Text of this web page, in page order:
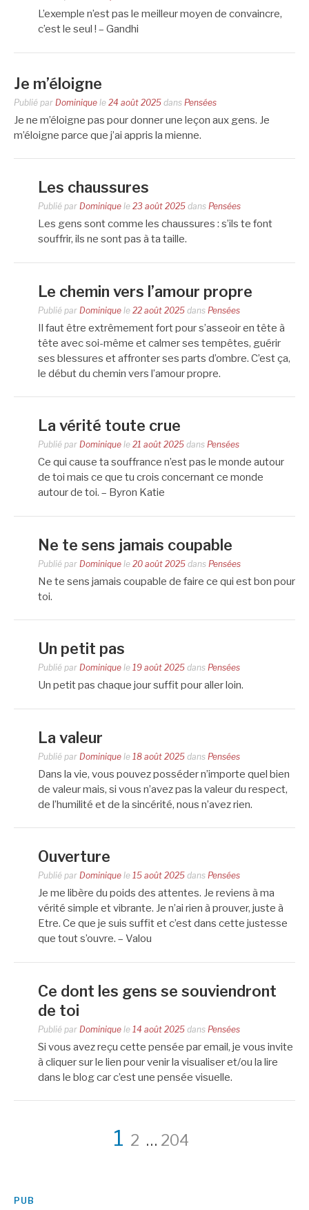
L’exemple n’est pas le meilleur moyen de convaincre,
c’est le seul ! – Gandhi
Je m’éloigne
Publié par Dominique le 24 août 2025 dans Pensées
Je ne m’éloigne pas pour donner une leçon aux gens. Je
m’éloigne parce que j’ai appris la mienne.
Les chaussures
Publié par Dominique le 23 août 2025 dans Pensées
Les gens sont comme les chaussures : s’ils te font
souffrir, ils ne sont pas à ta taille.
Le chemin vers l’amour propre
Publié par Dominique le 22 août 2025 dans Pensées
Il faut être extrêmement fort pour s’asseoir en tête à
tête avec soi-même et calmer ses tempêtes, guérir
ses blessures et affronter ses parts d’ombre. C’est ça,
le début du chemin vers l’amour propre.
La vérité toute crue
Publié par Dominique le 21 août 2025 dans Pensées
Ce qui cause ta souffrance n’est pas le monde autour
de toi mais ce que tu crois concernant ce monde
autour de toi. – Byron Katie
Ne te sens jamais coupable
Publié par Dominique le 20 août 2025 dans Pensées
Ne te sens jamais coupable de faire ce qui est bon pour
toi.
Un petit pas
Publié par Dominique le 19 août 2025 dans Pensées
Un petit pas chaque jour suffit pour aller loin.
La valeur
Publié par Dominique le 18 août 2025 dans Pensées
Dans la vie, vous pouvez posséder n’importe quel bien
de valeur mais, si vous n’avez pas la valeur du respect,
de l’humilité et de la sincérité, nous n’avez rien.
Ouverture
Publié par Dominique le 15 août 2025 dans Pensées
Je me libère du poids des attentes. Je reviens à ma
vérité simple et vibrante. Je n’ai rien à prouver, juste à
Etre. Ce que je suis suffit et c’est dans cette justesse
que tout s’ouvre. – Valou
Ce dont les gens se souviendront
de toi
Publié par Dominique le 14 août 2025 dans Pensées
Si vous avez reçu cette pensée par email, je vous invite
à cliquer sur le lien pour venir la visualiser et/ou la lire
dans le blog car c’est une pensée visuelle.
Pagination
des
Page
1 Page
2 … Page
204
PUB